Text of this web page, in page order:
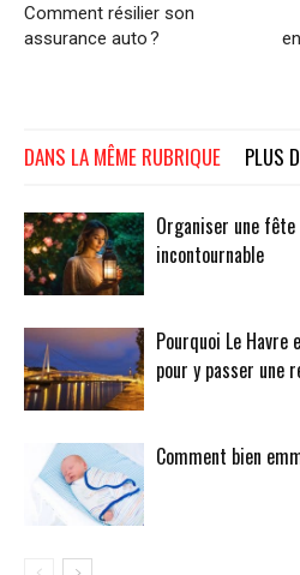
Comment résilier son
assurance auto ?
DANS LA MÊME RUBRIQUE PLUS
Organiser une
incontournable
Pourquoi Le
pour y passer une
Comment bien